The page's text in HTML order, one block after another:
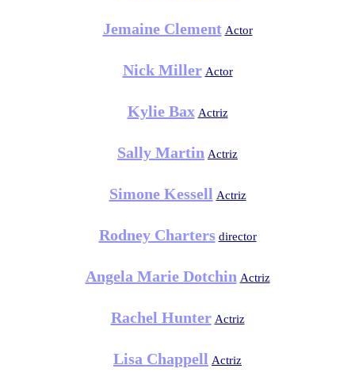
Jemaine Clement Actor
Nick Miller Actor
Kylie Bax Actriz
Sally Martin Actriz
Simone Kessell Actriz
Rodney Charters director
Angela Marie Dotchin Actriz
Rachel Hunter Actriz
Lisa Chappell Actriz